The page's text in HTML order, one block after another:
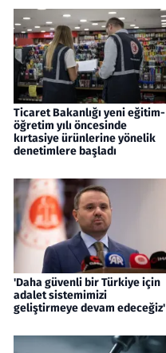
Ticaret Bakanlığı yeni eğitim-
öğretim yılı öncesinde
kırtasiye ürünlerine yönelik
denetimlere başladı
'Daha güvenli bir Türkiye için
adalet sistemimizi
geliştirmeye devam edeceğiz'